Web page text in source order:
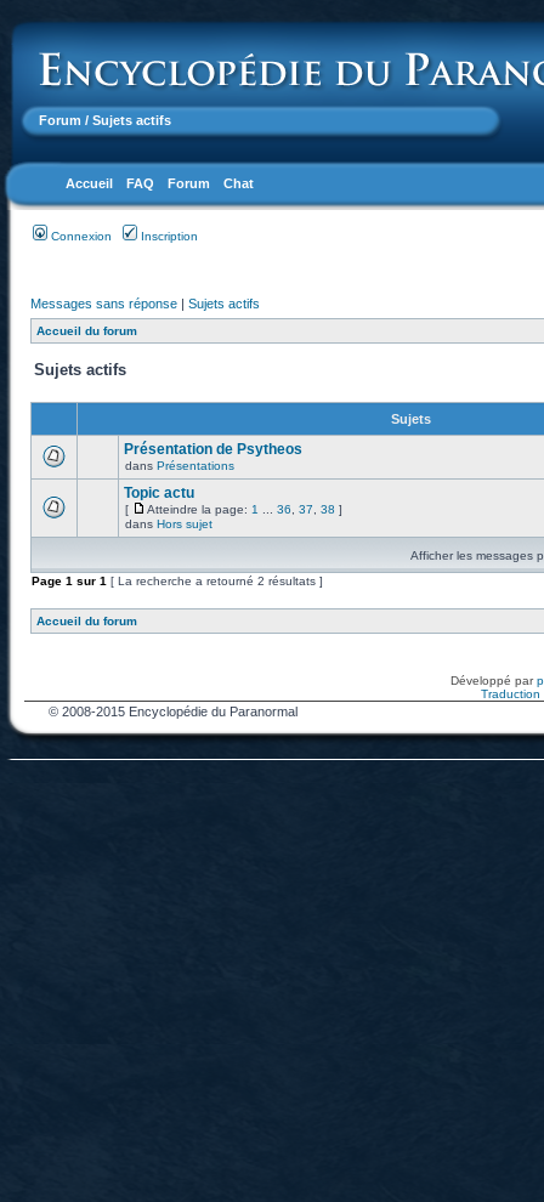
Forum / Sujets actifs
Accueil FAQ Forum Chat
Connexion Inscription
Messages sans réponse | Sujets actifs
Accueil du forum
Sujets actifs
Sujets
Présentation de Psytheos
dans Présentations
Topic actu
[ Atteindre la page: 1 36 37 38 ]
dans Hors sujet
Afficher les messages
Page 1 sur 1 [ La recherche a retourné 2 résultats ]
Accueil du forum
Développé par
Traduction
© 2008-2015 Encyclopédie du Paranormal